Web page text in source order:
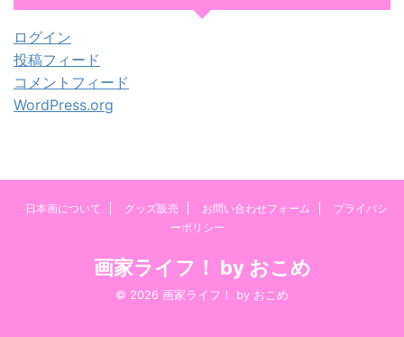
ログイン
投稿フィード
コメントフィード
WordPress.org
日本画について グッズ販売 お問い合わせフォーム
プライバシ
ーポリシー
画家ライフ！ by おこめ
© 2026 画家ライフ！ by おこめ